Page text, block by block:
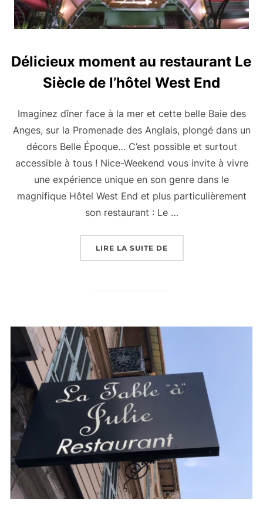
Délicieux moment au restaurant Le
Siècle de l’hôtel West End
Imaginez dîner face à la mer et cette belle Baie des
Anges, sur la Promenade des Anglais, plongé dans un
décors Belle Époque… C’est possible et surtout
accessible à tous ! Nice-Weekend vous invite à vivre
une expérience unique en son genre dans le
magnifique Hôtel West End et plus particulièrement
son restaurant : Le …
LIRE LA SUITE DE« DÉLICIEUX MOMENT